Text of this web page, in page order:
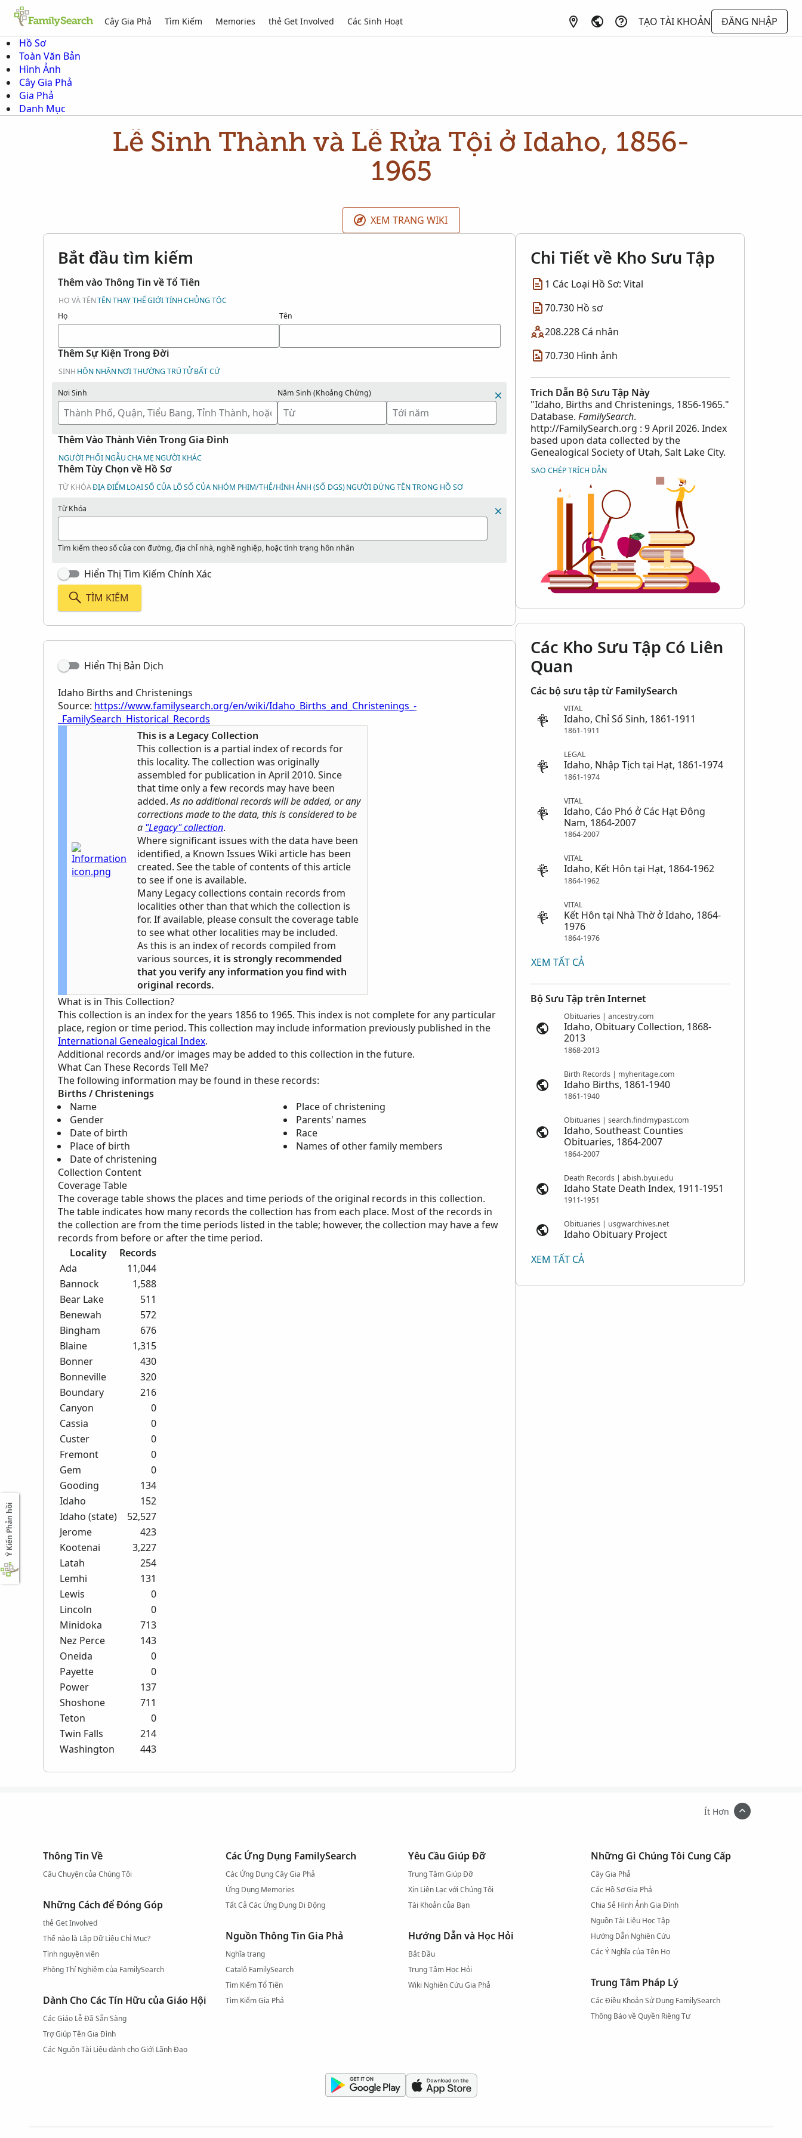
Cây Gia Phả Tìm Kiếm Memories thẻ Get Involved Các Sinh Hoạt TẠO TÀI KHOẢN
ĐĂNG NHẬP
Hồ Sơ
Toàn Văn Bản
Hình Ảnh
Cây Gia Phả
Gia Phả
Danh Mục
Lễ Sinh Thành và Lễ Rửa Tội ở Idaho, 1856-
1965
XEM TRANG WIKI
Bắt đầu tìm kiếm
Thêm vào Thông Tin về Tổ Tiên
HỌ VÀ TÊNTÊN THAY THẾGIỚI TÍNHCHỦNG TỘC
Họ
Tên
Thêm Sự Kiện Trong Đời
SINH HÔN NHÂNNƠI THƯỜNG TRÚTỬBẤT CỨ
Nơi Sinh Năm Sinh (Khoảng Chừng)
Thêm Vào Thành Viên Trong Gia Đình
NGƯỜI PHỐI NGẪUCHAMẸ NGƯỜI KHÁC
Thêm Tùy Chọn về Hồ Sơ
TỪ KHÓAĐỊA ĐIỂM LOẠISỐ CỦA LÔSỐ CỦA NHÓM PHIM/THẺ/HÌNH ẢNH (SỐ DGS)NGƯỜI ĐỨNG TÊN TRONG HỒ SƠ
Từ Khóa
Tìm kiếm theo số của con đường, địa chỉ nhà, nghề nghiệp, hoặc tình trạng hôn nhân
Hiển Thị Tìm Kiếm Chính Xác
TÌM KIẾM
Hiển Thị Bản Dịch
Idaho Births and Christenings
Source: https://www.familysearch.org/en/wiki/Idaho_Births_and_Christenings_-
_FamilySearch_Historical_Records
This is a Legacy Collection
This collection is a partial index of records for
this locality. The collection was originally
assembled for publication in April 2010. Since
that time only a few records may have been
added.As no additional records will be added, or any
corrections made to the data, this is considered to be
a "Legacy" collection.
Where significant issues with the data have been
identified, a Known Issues Wiki article has been
created. See the table of contents of this article
to see if one is available.
Many Legacy collections contain records from
localities other than that which the collection is
for. If available, please consult the coverage table
to see what other localities may be included.
As this is an index of records compiled from
various sources, it is strongly recommended
that you verify any information you find with
original records.
What is in This Collection?
This collection is an index for the years 1856 to 1965. This index is not complete for any particular
place, region or time period. This collection may include information previously published in the
International Genealogical Index.
Additional records and/or images may be added to this collection in the future.
What Can These Records Tell Me?
The following information may be found in these records:
Births / Christenings
Name
Gender
Date of birth
Place of birth
Date of christening
Place of christening
Parents' names
Race
Names of other family members
Collection Content
Coverage Table
The coverage table shows the places and time periods of the original records in this collection.
The table indicates how many records the collection has from each place. Most of the records in
the collection are from the time periods listed in the table; however, the collection may have a few
records from before or after the time period.
Locality
Records
Ada
11,044
Bannock
1,588
Bear Lake
511
Benewah
572
Bingham
676
Blaine
1,315
Bonner
430
Bonneville
320
Boundary
216
Canyon
0
Cassia
0
Custer
0
Fremont
0
Gem
0
Gooding
134
Idaho
152
Idaho (state)
52,527
Jerome
423
Kootenai
3,227
Latah
254
Lemhi
131
Lewis
0
Lincoln
0
Minidoka
713
Nez Perce
143
Oneida
0
Payette
0
Power
137
Shoshone
711
Teton
0
Twin Falls
214
Washington
443
Chi Tiết về Kho Sưu Tập
1 Các Loại Hồ Sơ: Vital
70.730 Hồ sơ
208.228 Cá nhân
70.730 Hình ảnh
Trich Dẫn Bộ Sưu Tập Này
"Idaho, Births and Christenings, 1856-1965."
Database. FamilySearch.
http://FamilySearch.org : 9 April 2026. Index
based upon data collected by the
Genealogical Society of Utah, Salt Lake City.
SAO CHÉP TRÍCH DẪN
Các Kho Sưu Tập Có Liên
Quan
Các bộ sưu tập từ FamilySearch
VITAL
Idaho, Chỉ Số Sinh, 1861-1911
1861-1911
LEGAL
Idaho, Nhập Tịch tại Hạt, 1861-1974
1861-1974
VITAL
Idaho, Cáo Phó ở Các Hạt Đông
Nam, 1864-2007
1864-2007
VITAL
Idaho, Kết Hôn tại Hạt, 1864-1962
1864-1962
VITAL
Kết Hôn tại Nhà Thờ ở Idaho, 1864-
1976
1864-1976
XEM TẤT CẢ
Bộ Sưu Tập trên Internet
Obituaries | ancestry.com
Idaho, Obituary Collection, 1868-
2013
1868-2013
Birth Records | myheritage.com
Idaho Births, 1861-1940
1861-1940
Obituaries | search.findmypast.com
Idaho, Southeast Counties
Obituaries, 1864-2007
1864-2007
Death Records | abish.byui.edu
Idaho State Death Index, 1911-1951
1911-1951
Obituaries | usgwarchives.net
Idaho Obituary Project
XEM TẤT CẢ
Ít Hơn
Thông Tin Về
Câu Chuyện của Chúng Tôi
Những Cách để Đóng Góp
thẻ Get Involved
Thế nào là Lập Dữ Liệu Chỉ Mục?
Tình nguyện viên
Phòng Thí Nghiệm của FamilySearch
Dành Cho Các Tín Hữu của Giáo Hội
Các Giáo Lễ Đã Sẵn Sàng
Trợ Giúp Tên Gia Đình
Các Nguồn Tài Liệu dành cho Giới Lãnh Đạo
Các Ứng Dụng FamilySearch
Các Ứng Dụng Cây Gia Phả
Ứng Dụng Memories
Tất Cả Các Ứng Dụng Di Động
Nguồn Thông Tin Gia Phả
Nghĩa trang
Catalô FamilySearch
Tìm Kiếm Tổ Tiên
Tìm Kiếm Gia Phả
Yêu Cầu Giúp Đỡ
Trung Tâm Giúp Đỡ
Xin Liên Lạc với Chúng Tôi
Tài Khoản của Bạn
Hướng Dẫn và Học Hỏi
Bắt Đầu
Trung Tâm Học Hỏi
Wiki Nghiên Cứu Gia Phả
Những Gì Chúng Tôi Cung Cấp
Cây Gia Phả
Các Hồ Sơ Gia Phả
Chia Sẻ Hình Ảnh Gia Đình
Nguồn Tài Liệu Học Tập
Hướng Dẫn Nghiên Cứu
Các Ý Nghĩa của Tên Họ
Trung Tâm Pháp Lý
Các Điều Khoản Sử Dụng FamilySearch
Thông Báo về Quyền Riêng Tư
Ý Kiến Phản hồi